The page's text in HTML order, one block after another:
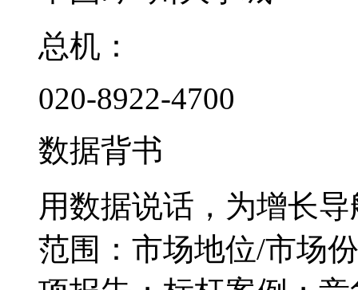
总机：
020-8922-4700
数据背书
用数据说话，为增长导
范围：市场地位/市场